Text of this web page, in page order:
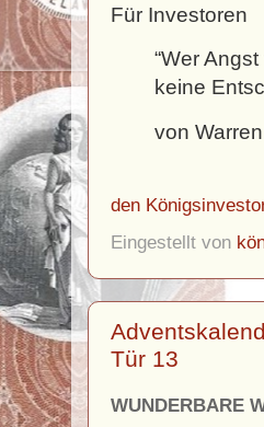
Für Investoren
“Wer
keine
von
den
Eingestellt von
Tür 13
WUNDERBARE